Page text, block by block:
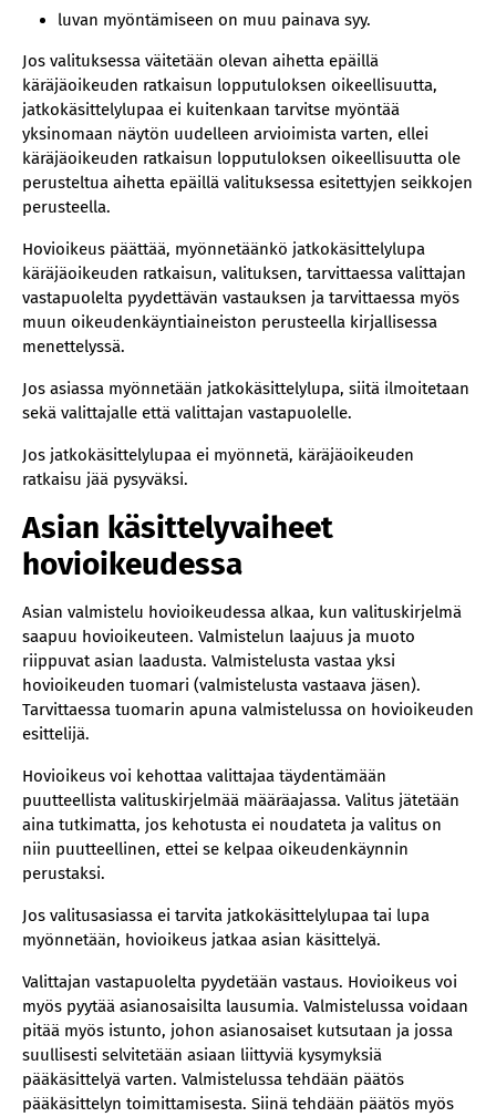
luvan myöntämiseen on muu painava syy.
Jos valituksessa väitetään olevan aihetta epäillä
käräjäoikeuden ratkaisun lopputuloksen oikeellisuutta,
jatkokäsittelylupaa ei kuitenkaan tarvitse myöntää
yksinomaan näytön uudelleen arvioimista varten, ellei
käräjäoikeuden ratkaisun lopputuloksen oikeellisuutta ole
perusteltua aihetta epäillä valituksessa esitettyjen seikkojen
perusteella.
Hovioikeus päättää, myönnetäänkö jatkokäsittelylupa
käräjäoikeuden ratkaisun, valituksen, tarvittaessa valittajan
vastapuolelta pyydettävän vastauksen ja tarvittaessa myös
muun oikeudenkäyntiaineiston perusteella kirjallisessa
menettelyssä.
Jos asiassa myönnetään jatkokäsittelylupa, siitä ilmoitetaan
sekä valittajalle että valittajan vastapuolelle.
Jos jatkokäsittelylupaa ei myönnetä, käräjäoikeuden
ratkaisu jää pysyväksi.
Asian käsittelyvaiheet
hovioikeudessa
Asian valmistelu hovioikeudessa alkaa, kun valituskirjelmä
saapuu hovioikeuteen. Valmistelun laajuus ja muoto
riippuvat asian laadusta. Valmistelusta vastaa yksi
hovioikeuden tuomari (valmistelusta vastaava jäsen).
Tarvittaessa tuomarin apuna valmistelussa on hovioikeuden
esittelijä.
Hovioikeus voi kehottaa valittajaa täydentämään
puutteellista valituskirjelmää määräajassa. Valitus jätetään
aina tutkimatta, jos kehotusta ei noudateta ja valitus on
niin puutteellinen, ettei se kelpaa oikeudenkäynnin
perustaksi.
Jos valitusasiassa ei tarvita jatkokäsittelylupaa tai lupa
myönnetään, hovioikeus jatkaa asian käsittelyä.
Valittajan vastapuolelta pyydetään vastaus. Hovioikeus voi
myös pyytää asianosaisilta lausumia. Valmistelussa voidaan
pitää myös istunto, johon asianosaiset kutsutaan ja jossa
suullisesti selvitetään asiaan liittyviä kysymyksiä
pääkäsittelyä varten. Valmistelussa tehdään päätös
pääkäsittelyn toimittamisesta. Siinä tehdään päätös myös